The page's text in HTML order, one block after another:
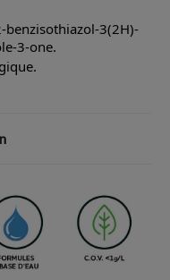
benzisothiazol-3(2H)-
3-one.